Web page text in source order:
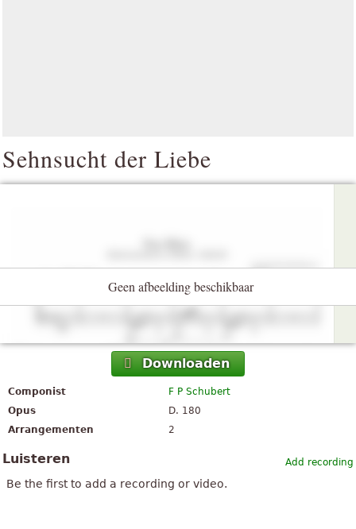
Sehnsucht der Liebe
Geen afbeelding beschikbaar
Downloaden
Componist
F P Schubert
Opus
D. 180
Arrangementen
2
Add recording
Luisteren
Be the first to add a recording or video.